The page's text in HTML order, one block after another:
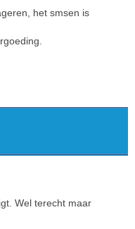
het smsen is
Wel terecht maar